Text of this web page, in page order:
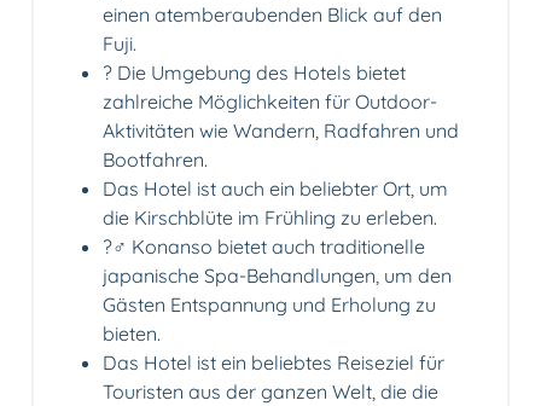
einen atemberaubenden Blick auf den
Fuji.
?️ Die Umgebung des Hotels bietet
zahlreiche Möglichkeiten für Outdoor-
Aktivitäten wie Wandern, Radfahren und
Bootfahren.
Das Hotel ist auch ein beliebter Ort, um
die Kirschblüte im Frühling zu erleben.
?‍♂️ Konanso bietet auch traditionelle
japanische Spa-Behandlungen, um den
Gästen Entspannung und Erholung zu
bieten.
Das Hotel ist ein beliebtes Reiseziel für
Touristen aus der ganzen Welt, die die